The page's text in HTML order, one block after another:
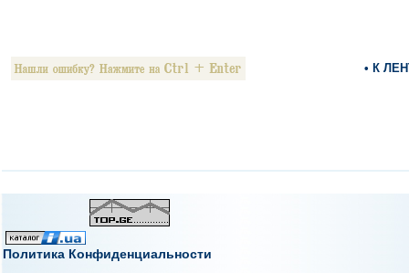
• К
Политика Конфиденциальности